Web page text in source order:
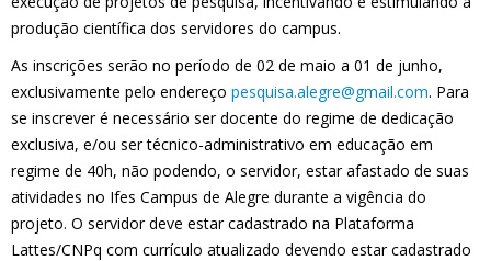
produção científica dos servidores do campus.
As inscrições serão no período de 02 de maio a 01 de junho,
exclusivamente pelo endereço pesquisa.alegre@gmail.com. Para
se inscrever é necessário ser docente do regime de dedicação
exclusiva, e/ou ser técnico-administrativo em educação em
regime de 40h, não podendo, o servidor, estar afastado de suas
atividades no Ifes Campus de Alegre durante a vigência do
projeto. O servidor deve estar cadastrado na Plataforma
Lattes/CNPq com currículo atualizado devendo estar cadastrado